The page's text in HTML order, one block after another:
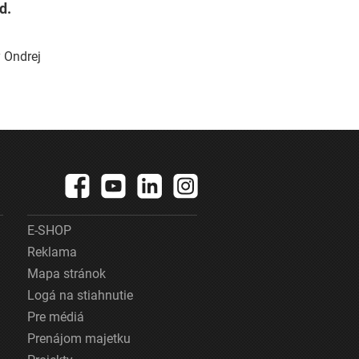
E-SHOP
Reklama
Mapa stránok
Logá na stiahnutie
Pre médiá
Prenájom majetku